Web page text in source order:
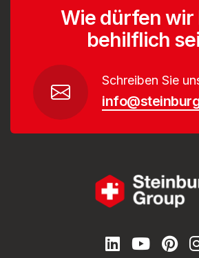
Wie dürfen wir
behilflich
Schreiben Sie